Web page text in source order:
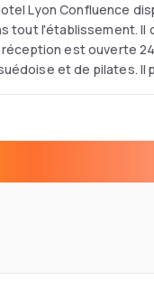
Lyon Confluence
tout l'établissement. Il
est ouverte
et de pilates. Il